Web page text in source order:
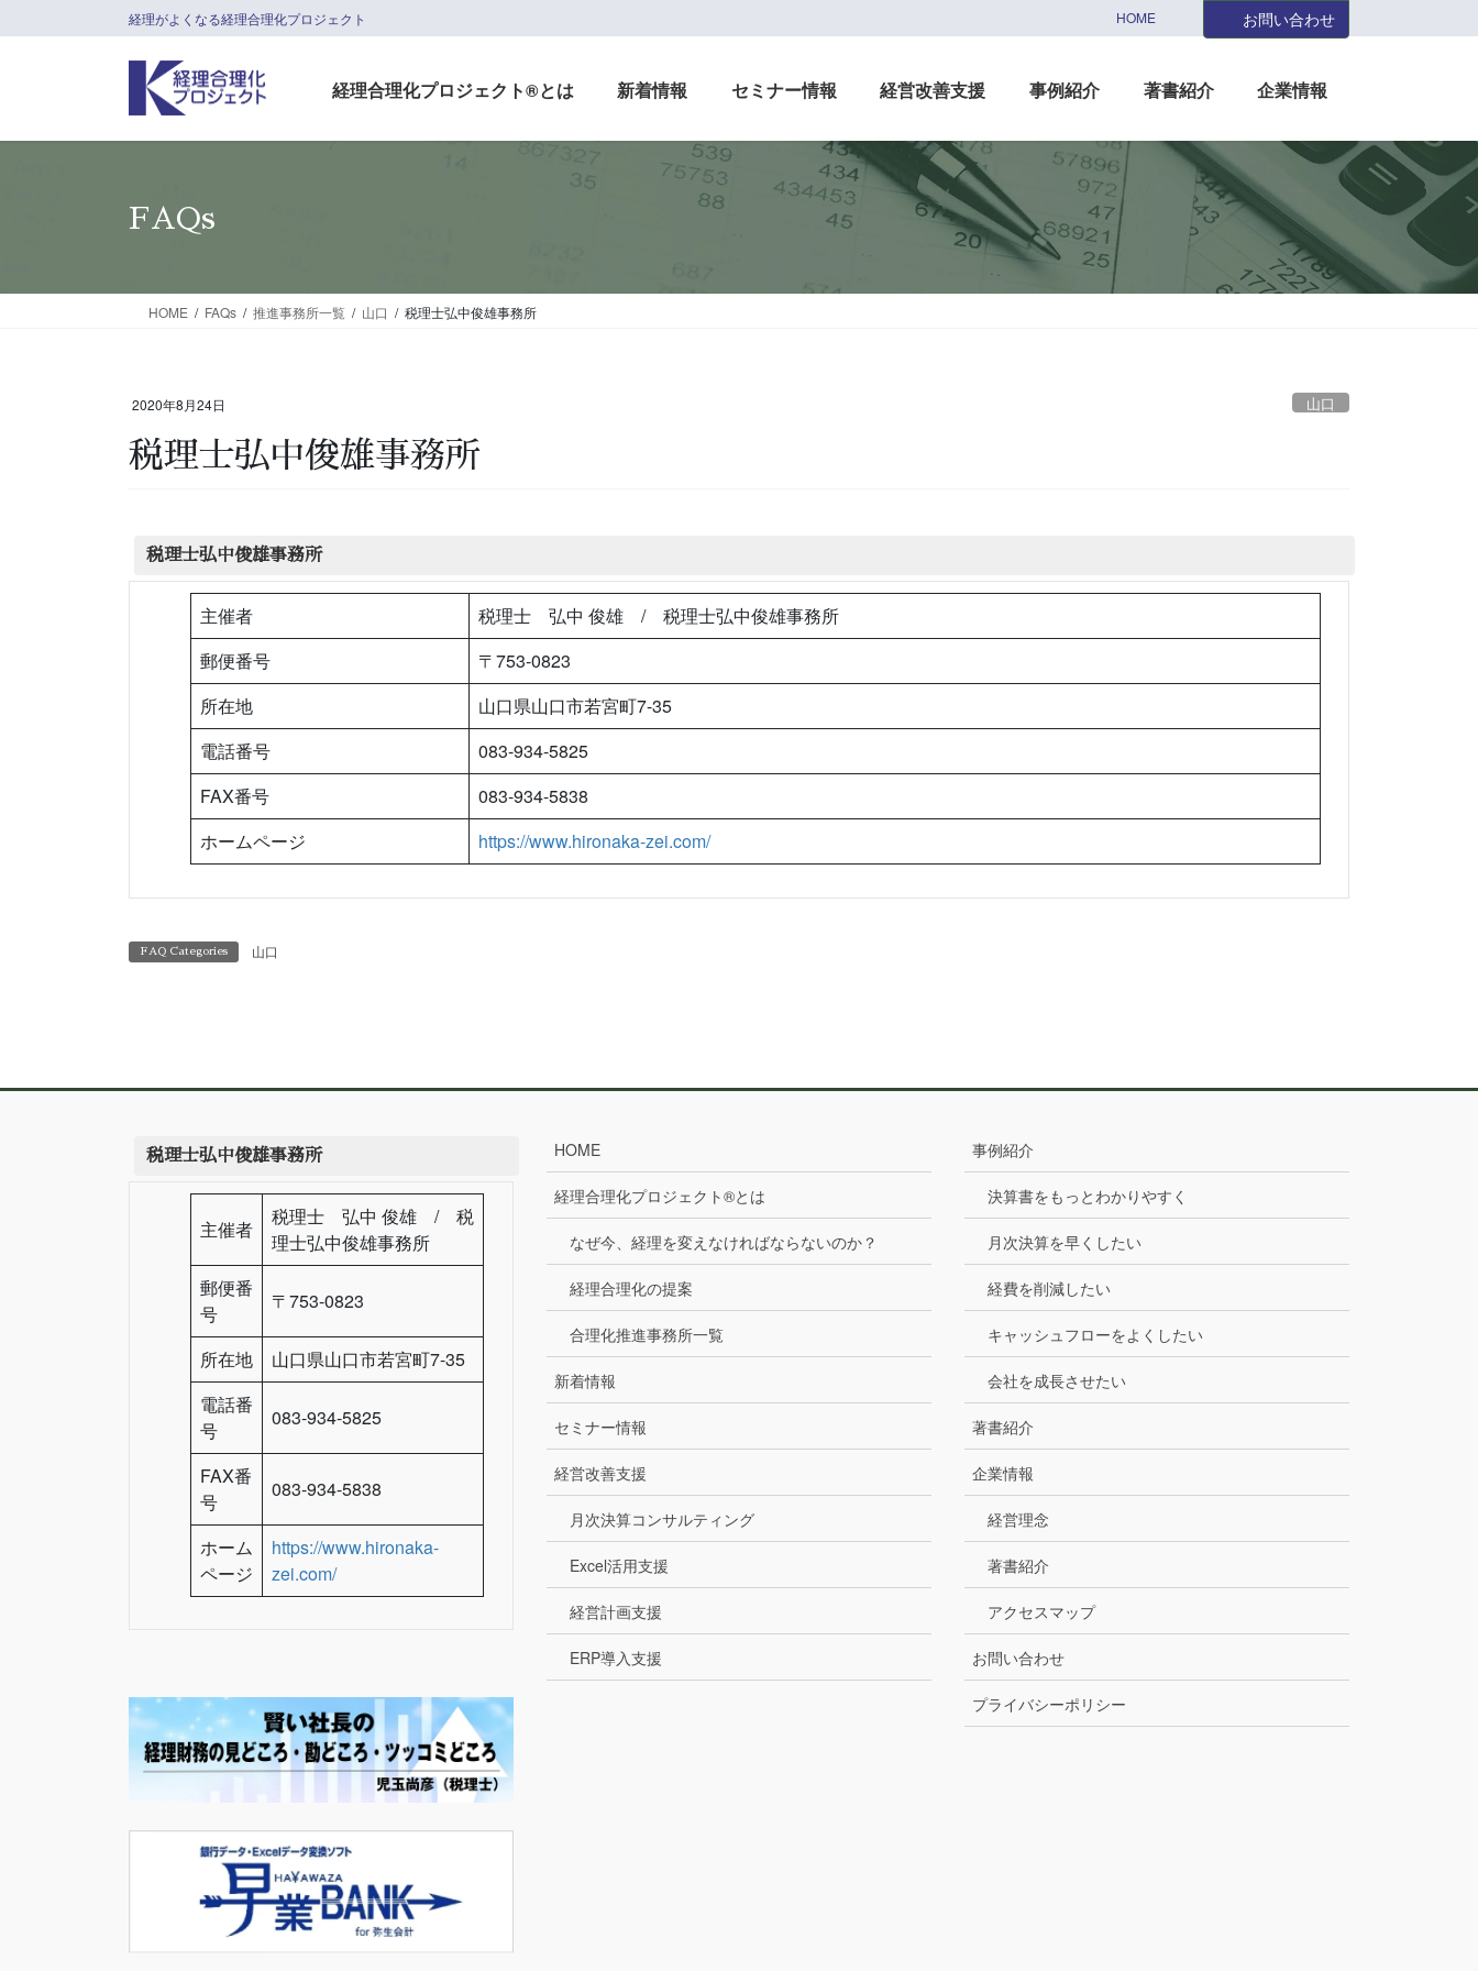
ン
に
ビ
ョ
経理がよくなる経理合理化プロジェクト HOME お問い合わせ
経理合理化プロジェクト®とは 新着情報 セミナー情報 経営改善支援 事例紹介 著書紹介 企業情報
FAQs
HOME FAQs 推進事務所一覧 山口 税理士弘中俊雄事務所
2020年8月24日 山口
税理士弘中俊雄事務所
税理士弘中俊雄事務所
主催者
税理士 弘中 俊雄 / 税理士弘中俊雄事務所
郵便番号
〒753-0823
所在地
山口県山口市若宮町7-35
電話番号
083-934-5825
FAX番号
083-934-5838
ホームページ
https://www.hironaka-zei.com/
FAQ Categories 山口
税理士弘中俊雄事務所
主催者
税理士 弘中 俊雄 / 税
理士弘中俊雄事務所
郵便番
号
〒753-0823
所在地
山口県山口市若宮町7-35
電話番
号
083-934-5825
FAX番
号
083-934-5838
ホーム
ページ
https://www.hironaka-
zei.com/
HOME
経理合理化プロジェクト®とは
なぜ今、経理を変えなければならないのか？
経理合理化の提案
合理化推進事務所一覧
新着情報
セミナー情報
経営改善支援
月次決算コンサルティング
Excel活用支援
経営計画支援
ERP導入支援
事例紹介
決算書をもっとわかりやすく
月次決算を早くしたい
経費を削減したい
キャッシュフローをよくしたい
会社を成長させたい
著書紹介
企業情報
経営理念
著書紹介
アクセスマップ
お問い合わせ
プライバシーポリシー